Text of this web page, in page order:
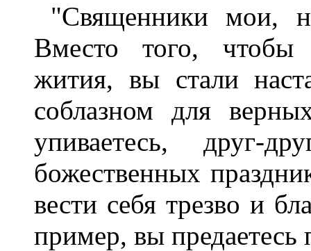
"Священники мои,
Вместо того, чтобы
жития, вы стали
соблазном для
упиваетесь, друг-
божественных
вести себя трезво и
пример, вы предаетесь